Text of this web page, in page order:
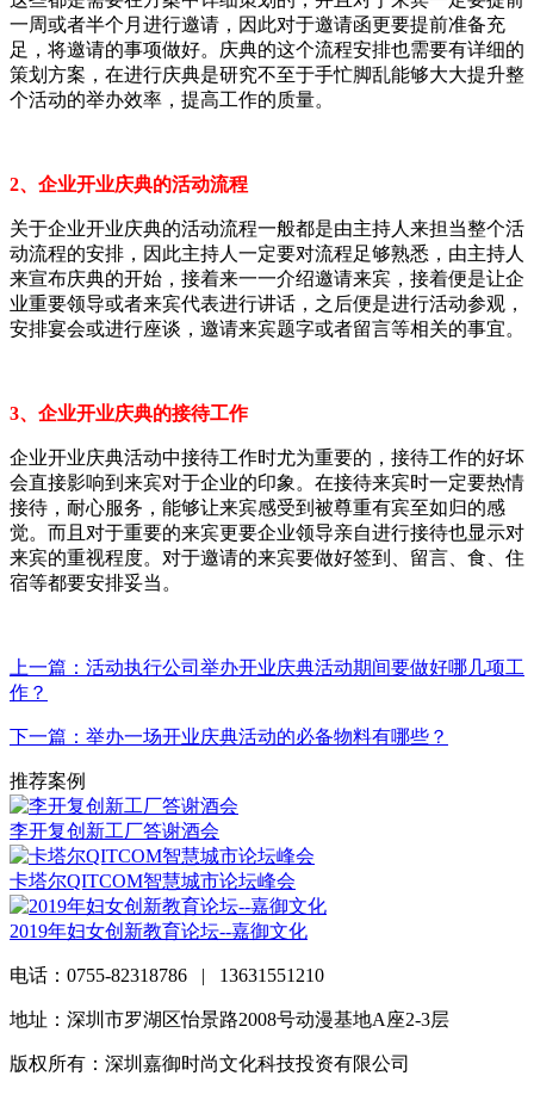
一周或者半个月进行邀请，因此对于邀请函更要提前准备充
足，将邀请的事项做好。庆典的这个流程安排也需要有详细的
策划方案，在进行庆典是研究不至于手忙脚乱能够大大提升整
个活动的举办效率，提高工作的质量。
2、企业开业庆典的活动流程
关于企业开业庆典的活动流程一般都是由主持人来担当整个活
动流程的安排，因此主持人一定要对流程足够熟悉，由主持人
来宣布庆典的开始，接着来一一介绍邀请来宾，接着便是让企
业重要领导或者来宾代表进行讲话，之后便是进行活动参观，
安排宴会或进行座谈，邀请来宾题字或者留言等相关的事宜。
3、企业开业庆典的接待工作
企业开业庆典活动中接待工作时尤为重要的，接待工作的好坏
会直接影响到来宾对于企业的印象。在接待来宾时一定要热情
接待，耐心服务，能够让来宾感受到被尊重有宾至如归的感
觉。而且对于重要的来宾更要企业领导亲自进行接待也显示对
来宾的重视程度。对于邀请的来宾要做好签到、留言、食、住
宿等都要安排妥当。
上一篇：活动执行公司举办开业庆典活动期间要做好哪几项工
作？
下一篇：举办一场开业庆典活动的必备物料有哪些？
推荐案例
李开复创新工厂答谢酒会
卡塔尔QITCOM智慧城市论坛峰会
2019年妇女创新教育论坛--嘉御文化
电话：0755-82318786 | 13631551210
地址：深圳市罗湖区怡景路2008号动漫基地A座2-3层
版权所有：深圳嘉御时尚文化科技投资有限公司